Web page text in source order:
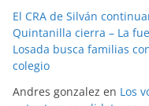
El CRA de Silván
Quintanilla cierra – La
Losada busca familias
colegio
Andres gonzalez en Los